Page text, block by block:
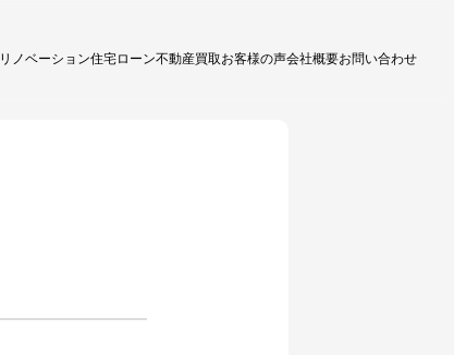
リノベーション住宅ローン不動産買取お客様の声会社概要お問い合わせ